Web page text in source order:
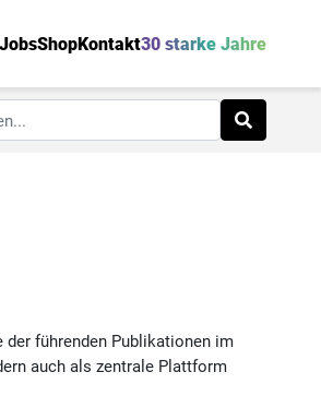
JobsShopKontakt30 starke Jahre
führenden Publikationen im
auch als zentrale Plattform